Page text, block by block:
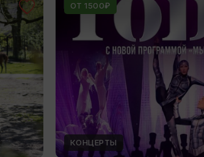
ОТ 1500₽
КОНЦЕРТЫ